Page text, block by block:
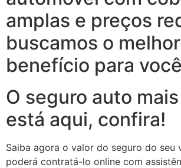
amplas e preços
buscamos o
benefício para
O seguro auto
está aqui, confira!
Saiba agora o valor do seguro do seu
poderá contratá-lo online com